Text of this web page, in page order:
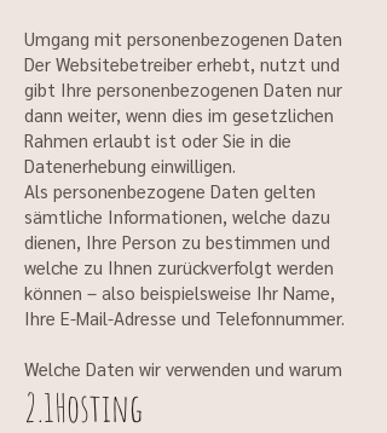
Umgang mit personenbezogenen Daten
Der Websitebetreiber erhebt, nutzt und
gibt Ihre personenbezogenen Daten nur
dann weiter, wenn dies im gesetzlichen
Rahmen erlaubt ist oder Sie in die
Datenerhebung einwilligen.
Als personenbezogene Daten gelten
sämtliche Informationen, welche dazu
dienen, Ihre Person zu bestimmen und
welche zu Ihnen zurückverfolgt werden
können – also beispielsweise Ihr Name,
Ihre E-Mail-Adresse und Telefonnummer.
Welche Daten wir verwenden und warum
2.1Hosting